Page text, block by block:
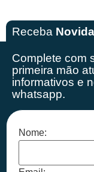
Receba
Complete com
primeira mão
informativos e
whatsapp.
Nome: